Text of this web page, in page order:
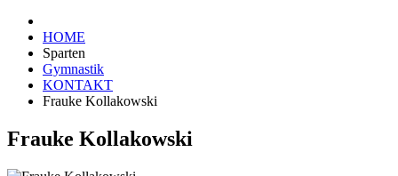
HOME
Sparten
Gymnastik
KONTAKT
Frauke Kollakowski
Frauke Kollakowski